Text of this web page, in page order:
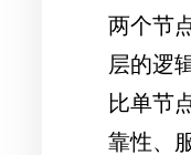
两个节
层的逻
比单节
靠性、